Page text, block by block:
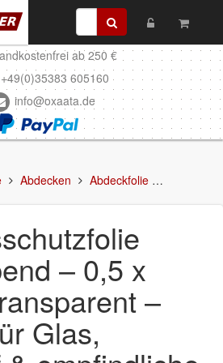
ab 250 €
+49(0)35383 605160
info@oxaata.de
Abdecken Abdeckfolie
– 0,5 x
–
Glas,